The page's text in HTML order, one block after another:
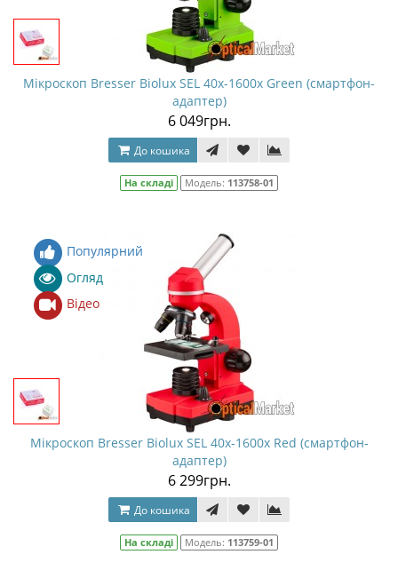
Мікроскоп Bresser Biolux SEL 40x-1600x Green (смартфон-
адаптер)
6 049грн.
До кошика
На складі Модель: 113758-01
Популярний
Огляд
Відео
Мікроскоп Bresser Biolux SEL 40x-1600x Red (смартфон-
адаптер)
6 299грн.
До кошика
На складі Модель: 113759-01